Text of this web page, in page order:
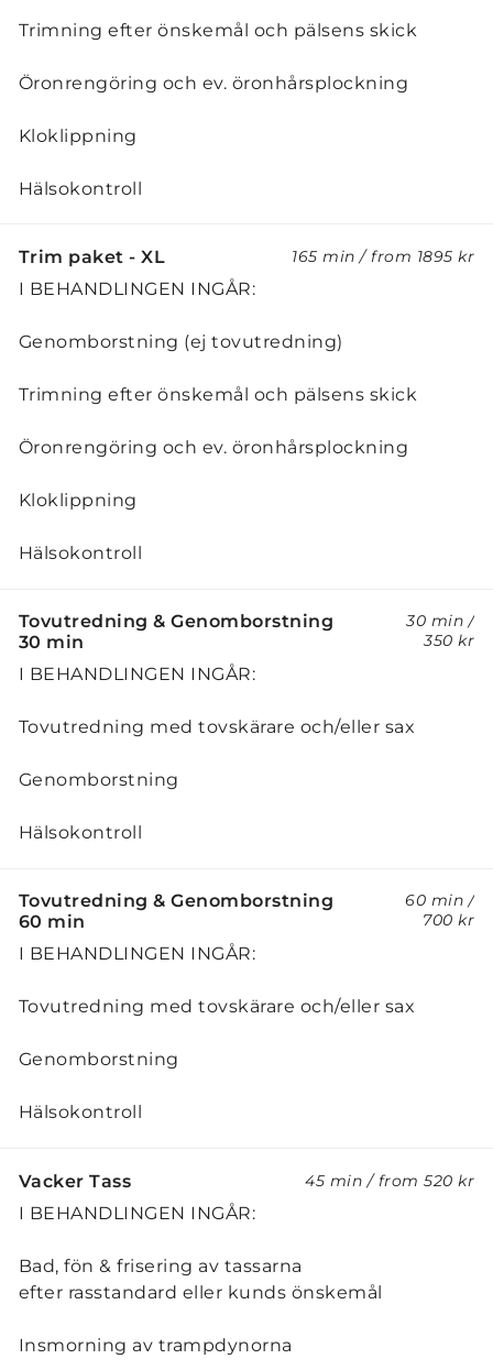
Trimning efter önskemål och pälsens skick
Öronrengöring och ev. öronhårsplockning
Kloklippning
Hälsokontroll
Trim paket - XL 165 min/ from 1895 kr
I BEHANDLINGEN INGÅR:
Genomborstning (ej tovutredning)
Trimning efter önskemål och pälsens skick
Öronrengöring och ev. öronhårsplockning
Kloklippning
Hälsokontroll
Tovutredning & Genomborstning
30 min
30 min/
350 kr
I BEHANDLINGEN INGÅR:
Tovutredning med tovskärare och/eller sax
Genomborstning
Hälsokontroll
Tovutredning & Genomborstning
60 min
60 min/
700 kr
I BEHANDLINGEN INGÅR:
Tovutredning med tovskärare och/eller sax
Genomborstning
Hälsokontroll
Vacker Tass 45 min / from520 kr
I BEHANDLINGEN INGÅR:
Bad, fön & frisering av tassarna
efter rasstandard eller kunds önskemål
Insmorning av trampdynorna